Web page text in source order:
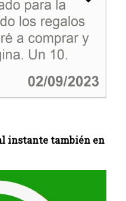
instante también en